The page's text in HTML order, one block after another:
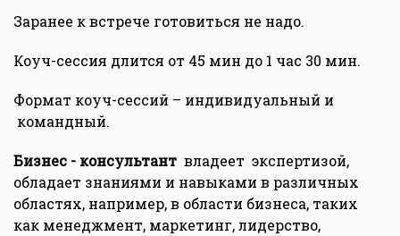
Заранее к встрече готовиться не надо.
Коуч-сессия длится от 45 мин до 1 час 30 мин.
Формат коуч-сессий – индивидуальный и
командный.
Бизнес - консультант владеет экспертизой,
обладает знаниями и навыками в различных
областях, например, в области бизнеса, таких
как менеджмент, маркетинг, лидерство,